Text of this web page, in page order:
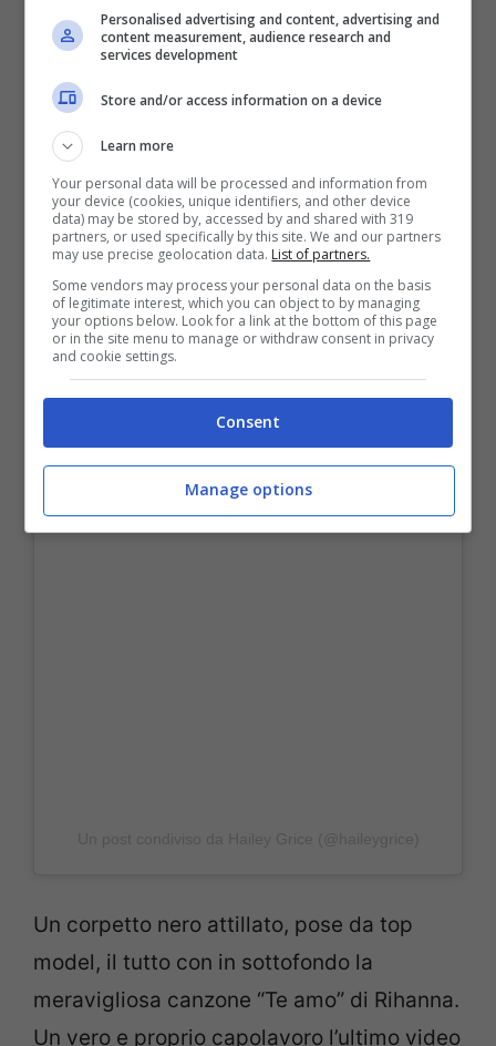
Un corpetto nero attillato, pose da top
model, il tutto con in sottofondo la
meravigliosa canzone “Te amo” di Rihanna.
Un vero e proprio capolavoro l’ultimo video
Personalised advertising and content, advertising and
content measurement, audience research and
services development
Store and/or access information on a device
Learn more
Your personal data will be processed and information from
your device (cookies, unique identifiers, and other device
data) may be stored by, accessed by and shared with 319
partners, or used specifically by this site. We and our partners
may use precise geolocation data. List of partners.
Some vendors may process your personal data on the basis
of legitimate interest, which you can object to by managing
your options below. Look for a link at the bottom of this page
or in the site menu to manage or withdraw consent in privacy
and cookie settings.
Consent
Manage options